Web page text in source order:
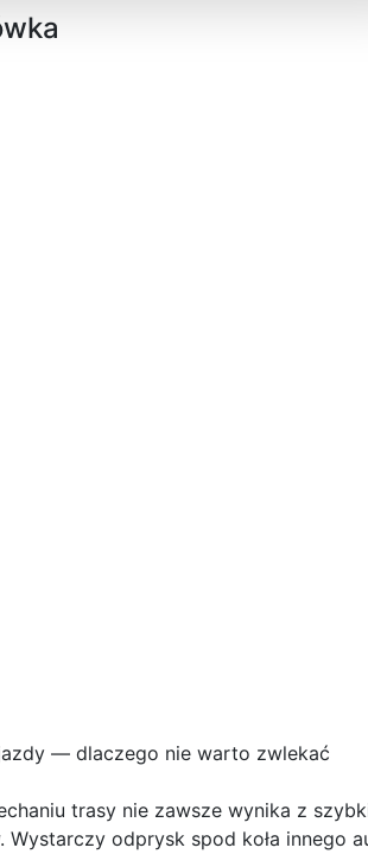
— dlaczego nie warto zwlekać
trasy nie zawsze wynika z
odprysk spod koła innego